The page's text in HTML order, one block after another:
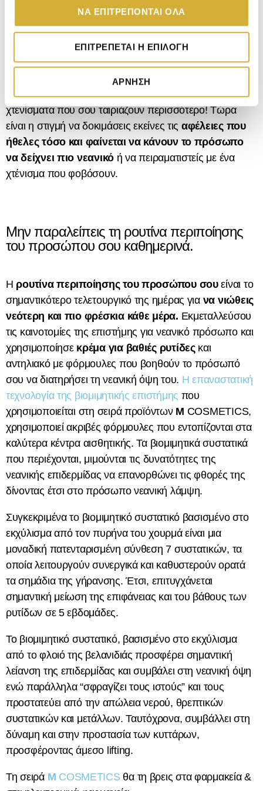
ΝΑ ΕΠΙΤΡΈΠΟΝΤΑΙ ΌΛΑ
ΕΠΙΤΡΈΠΕΤΑΙ Η ΕΠΙΛΟΓΉ
ΆΡΝΗΣΗ
Αν και για κάθε πρόσωπο ισχύουν διαφορετικοί
κανόνες, συνήθως οι ανοιχτόχρωμες αποχρώσεις
κάνουν την επιδερμίδα να φαίνεται νεότερη και τη
φωτίζουν. Αν σου ταιριάζουν, συζήτησε με τον κομμωτή
σου και επίλεξε μια βαφή πιο ανοιχτόχρωμη απ’ ότι
συνήθως ή συμβουλέψου τους οικείους σου για τα
χτενίσματα που σου ταιριάζουν περισσότερο! Τώρα
είναι η στιγμή να δοκιμάσεις εκείνες τις αφέλειες που
ήθελες τόσο και φαίνεται να κάνουν το πρόσωπο
να δείχνει πιο νεανικό ή να πειραματιστείς με ένα
χτένισμα που φοβόσουν.
Μην παραλείπεις τη ρουτίνα περιποίησης
του προσώπου σου καθημερινά.
Η ρουτίνα περιποίησης του προσώπου σουείναι το
σημαντικότερο τελετουργικό της ημέρας για να νιώθεις
νεότερη και πιο φρέσκια κάθε μέρα. Εκμεταλλεύσου
τις καινοτομίες της επιστήμης για νεανικό πρόσωπο και
χρησιμοποίησε κρέμα για βαθιές ρυτίδεςκαι
αντηλιακό με φόρμουλες που βοηθούν το πρόσωπό
σου να διατηρήσει τη νεανική όψη του. Η επαναστατική
τεχνολογία της βιομιμητικής επιστήμης που
χρησιμοποιείται στη σειρά προϊόντων M COSMETICS,
χρησιμοποιεί ακριβές φόρμουλες που εντοπίζονται στα
καλύτερα κέντρα αισθητικής. Τα βιομιμητικά συστατικά
που περιέχονται, μιμούνται τις δυνατότητες της
νεανικής επιδερμίδας να επανορθώνει τις φθορές της
δίνοντας έτσι στο πρόσωπο νεανική λάμψη.
Συγκεκριμένα το βιομιμητικό συστατικό βασισμένο στο
εκχύλισμα από τον πυρήνα του χουρμά είναι μια
μοναδική πατενταρισμένη σύνθεση 7 συστατικών, τα
οποία λειτουργούν συνεργικά και καθυστερούν ορατά
τα σημάδια της γήρανσης. Έτσι, επιτυγχάνεται
σημαντική μείωση της επιφάνειας και του βάθους των
ρυτίδων σε 5 εβδομάδες.
Το βιομιμητικό συστατικό, βασισμένο στο εκχύλισμα
από το φλοιό της βελανιδιάς προσφέρει σημαντική
λείανση της επιδερμίδας και συμβάλει στη νεανική όψη
ενώ παράλληλα “σφραγίζει τους ιστούς” και τους
προστατεύει από την απώλεια νερού, θρεπτικών
συστατικών και μετάλλων. Ταυτόχρονα, συμβάλλει στη
δύναμη και στην προστασία των κυττάρων,
προσφέροντας άμεσο lifting.
Τη σειρά M COSMETICS θα τη βρεις στα φαρμακεία &